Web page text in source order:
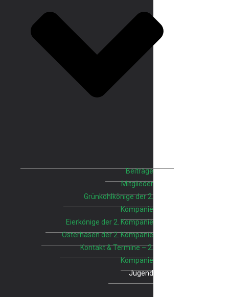
Beiträge
Mitglieder
Grünkohlkönige der 2.
Kompanie
Eierkönige der 2. Kompanie
Osterhasen der 2. Kompanie
Kontakt & Termine – 2.
Kompanie
Jugend